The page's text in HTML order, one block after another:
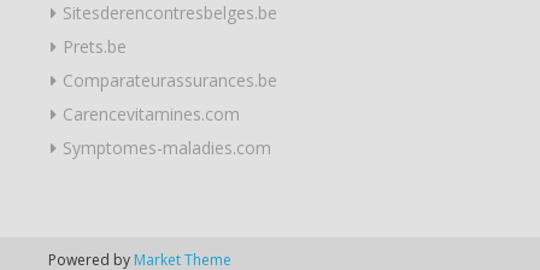
Sitesderencontresbelges.be
Prets.be
Comparateurassurances.be
Carencevitamines.com
Symptomes-maladies.com
Powered by Market Theme